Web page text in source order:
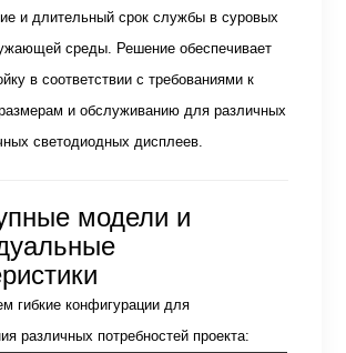
и длительный срок службы в суровых
среды. Решение обеспечивает
в соответствии с требованиями к
и обслуживанию для различных
светодиодных дисплеев.
модели и
гибкие конфигурации для
различных потребностей проекта: